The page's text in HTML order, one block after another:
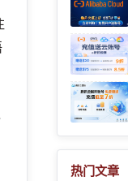
热门文章